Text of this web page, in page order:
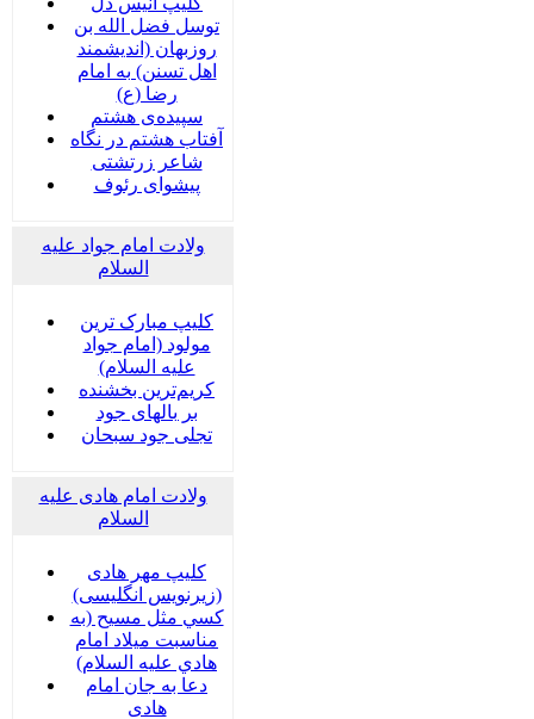
توسل فضل الله بن
روزبهان (اندیشمند
اهل تسنن) به امام
رضا (ع)
سپیده‌ی هشتم
آفتاب هشتم در نگاه
شاعر زرتشتی
پیشوای رئوف
ولادت امام جواد علیه
السلام
کلیپ مبارک ترین
مولود (امام جواد
علیه السلام)
کریم‌ترین بخشنده
بر بالهای جود
تجلی جود سبحان
ولادت امام هادی علیه
السلام
کلیپ مهر هادی
(زیرنویس انگلیسی)
كسي مثل مسيح (به
مناسبت ميلاد امام
هادي عليه السلام)
دعا به جان امام
هادی